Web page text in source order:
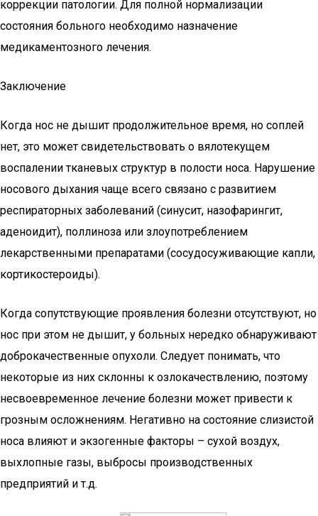
коррекции патологии. Для полной нормализации
состояния больного необходимо назначение
медикаментозного лечения.
Заключение
Когда нос не дышит продолжительное время, но соплей
нет, это может свидетельствовать о вялотекущем
воспалении тканевых структур в полости носа. Нарушение
носового дыхания чаще всего связано с развитием
респираторных заболеваний (синусит, назофарингит,
аденоидит), поллиноза или злоупотреблением
лекарственными препаратами (сосудосуживающие капли,
кортикостероиды).
Когда сопутствующие проявления болезни отсутствуют, но
нос при этом не дышит, у больных нередко обнаруживают
доброкачественные опухоли. Следует понимать, что
некоторые из них склонны к озлокачествлению, поэтому
несвоевременное лечение болезни может привести к
грозным осложнениям. Негативно на состояние слизистой
носа влияют и экзогенные факторы – сухой воздух,
выхлопные газы, выбросы производственных
предприятий и т.д.